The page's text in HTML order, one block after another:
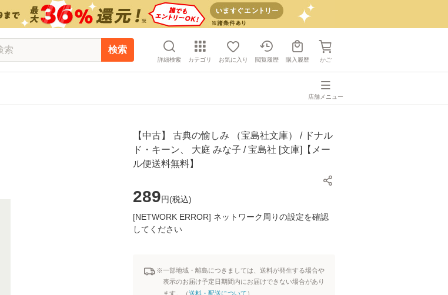
検索
詳細検索 カテゴリ お気に入り 閲覧履歴 購入履歴 かご
店舗メニュー
【中古】 古典の愉しみ （宝島社文庫） / ドナル
ド・キーン、 大庭 みな子 / 宝島社 [文庫]【メー
ル便送料無料】
289円(税込)
[NETWORK ERROR] ネットワーク周りの設定を確認
してください
※一部地域・離島につきましては、送料が発生する場合や
表示のお届け予定日期間内にお届けできない場合があり
ます。（送料・配送について ）